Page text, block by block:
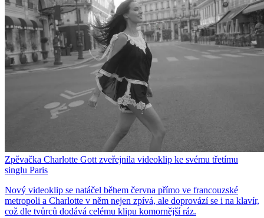
Zpěvačka Charlotte Gott zveřejnila videoklip ke svému třetímu
singlu Paris
Nový videoklip se natáčel během června přímo ve francouzské
metropoli a Charlotte v něm nejen zpívá, ale doprovází se i na klavír,
což dle tvůrců dodává celému klipu komornější ráz.